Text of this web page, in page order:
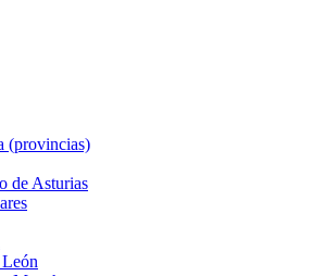
(provincias)
de Asturias